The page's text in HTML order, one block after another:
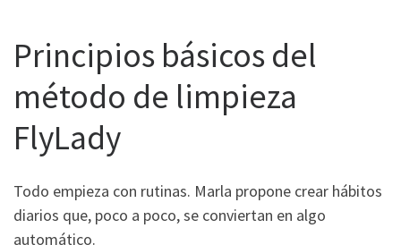
Principios básicos del
método de limpieza
FlyLady
Todo empieza con rutinas. Marla propone crear hábitos
diarios que, poco a poco, se conviertan en algo
automático.